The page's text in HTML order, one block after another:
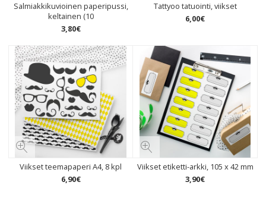
Salmiakkikuvioinen paperipussi,
keltainen (10
3,80€
Tattyoo tatuointi, viikset
6,00€
Viikset teemapaperi A4, 8 kpl
6, 90€
Viikset etiketti-arkki, 105 x 42 mm
3 90€